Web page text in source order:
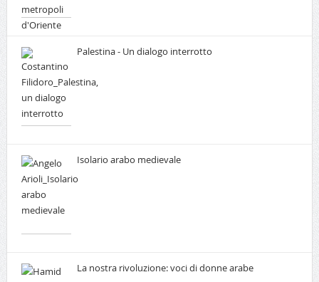
Palestina - Un dialogo interrotto
Isolario arabo medievale
La nostra rivoluzione: voci di donne arabe